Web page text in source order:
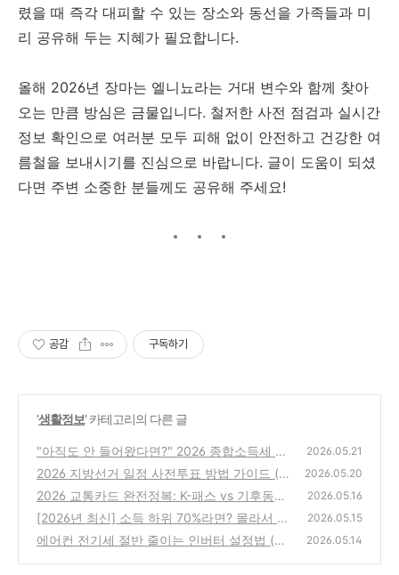
렸을 때 즉각 대피할 수 있는 장소와 동선을 가족들과 미
리 공유해 두는 지혜가 필요합니다.
올해 2026년 장마는 엘니뇨라는 거대 변수와 함께 찾아
오는 만큼 방심은 금물입니다. 철저한 사전 점검과 실시간
정보 확인으로 여러분 모두 피해 없이 안전하고 건강한 여
름철을 보내시기를 진심으로 바랍니다. 글이 도움이 되셨
다면 주변 소중한 분들께도 공유해 주세요!
공감 구독하기
'생활정보' 카테고리의 다른 글
"아직도 안 들어왔다면?" 2026 종합소득세 환
급금 미지급 원인과 해결책
(0)
2026.05.21
2026 지방선거 일정 사전투표 방법 가이드 (내
투표소 찾기, 준비물)
(0)
2026.05.20
2026 교통카드 완전정복: K-패스 vs 기후동행
카드, 당신의 돈을 아껴줄 '1등'은?
(0)
2026.05.16
[2026년 최신] 소득 하위 70%라면? 몰라서 못
받는 정부 지원금 혜택 리스트 총정리
(0)
2026.05.15
에어컨 전기세 절반 줄이는 인버터 설정법 (끄
2026.05.14